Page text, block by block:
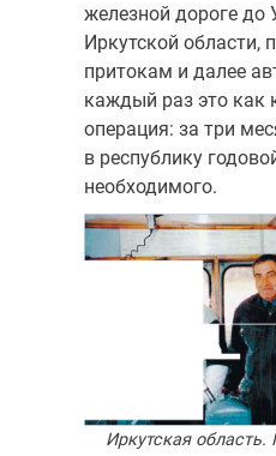
железной дороге до
Иркутской области,
притокам и далее
каждый раз это как
операция: за три
в республику
необходимого.
Иркутская область.